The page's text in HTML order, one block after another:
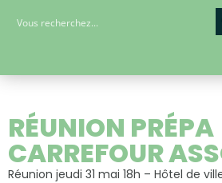
RÉUNION PRÉPA
CARREFOUR
Réunion jeudi 31 mai 18h – Hôtel de